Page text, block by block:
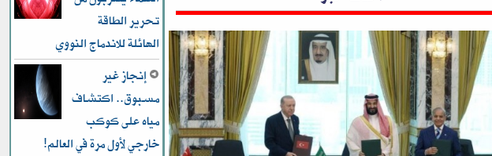
تحرير الطاقة
الهائلة للاندماج النووي
إنجاز غير
مسبوق.. اكتشاف
مياه على كوكب
خارجي لأول مرة في العالم!